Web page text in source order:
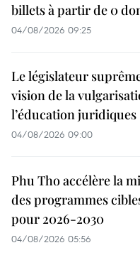
billets à partir de 0
04/08/2026 09:25
Le législateur
vision de la
l’éducation juridiques
04/08/2026 09:00
Phu Tho accélère la
des programmes
pour 2026-2030
04/08/2026 05:56